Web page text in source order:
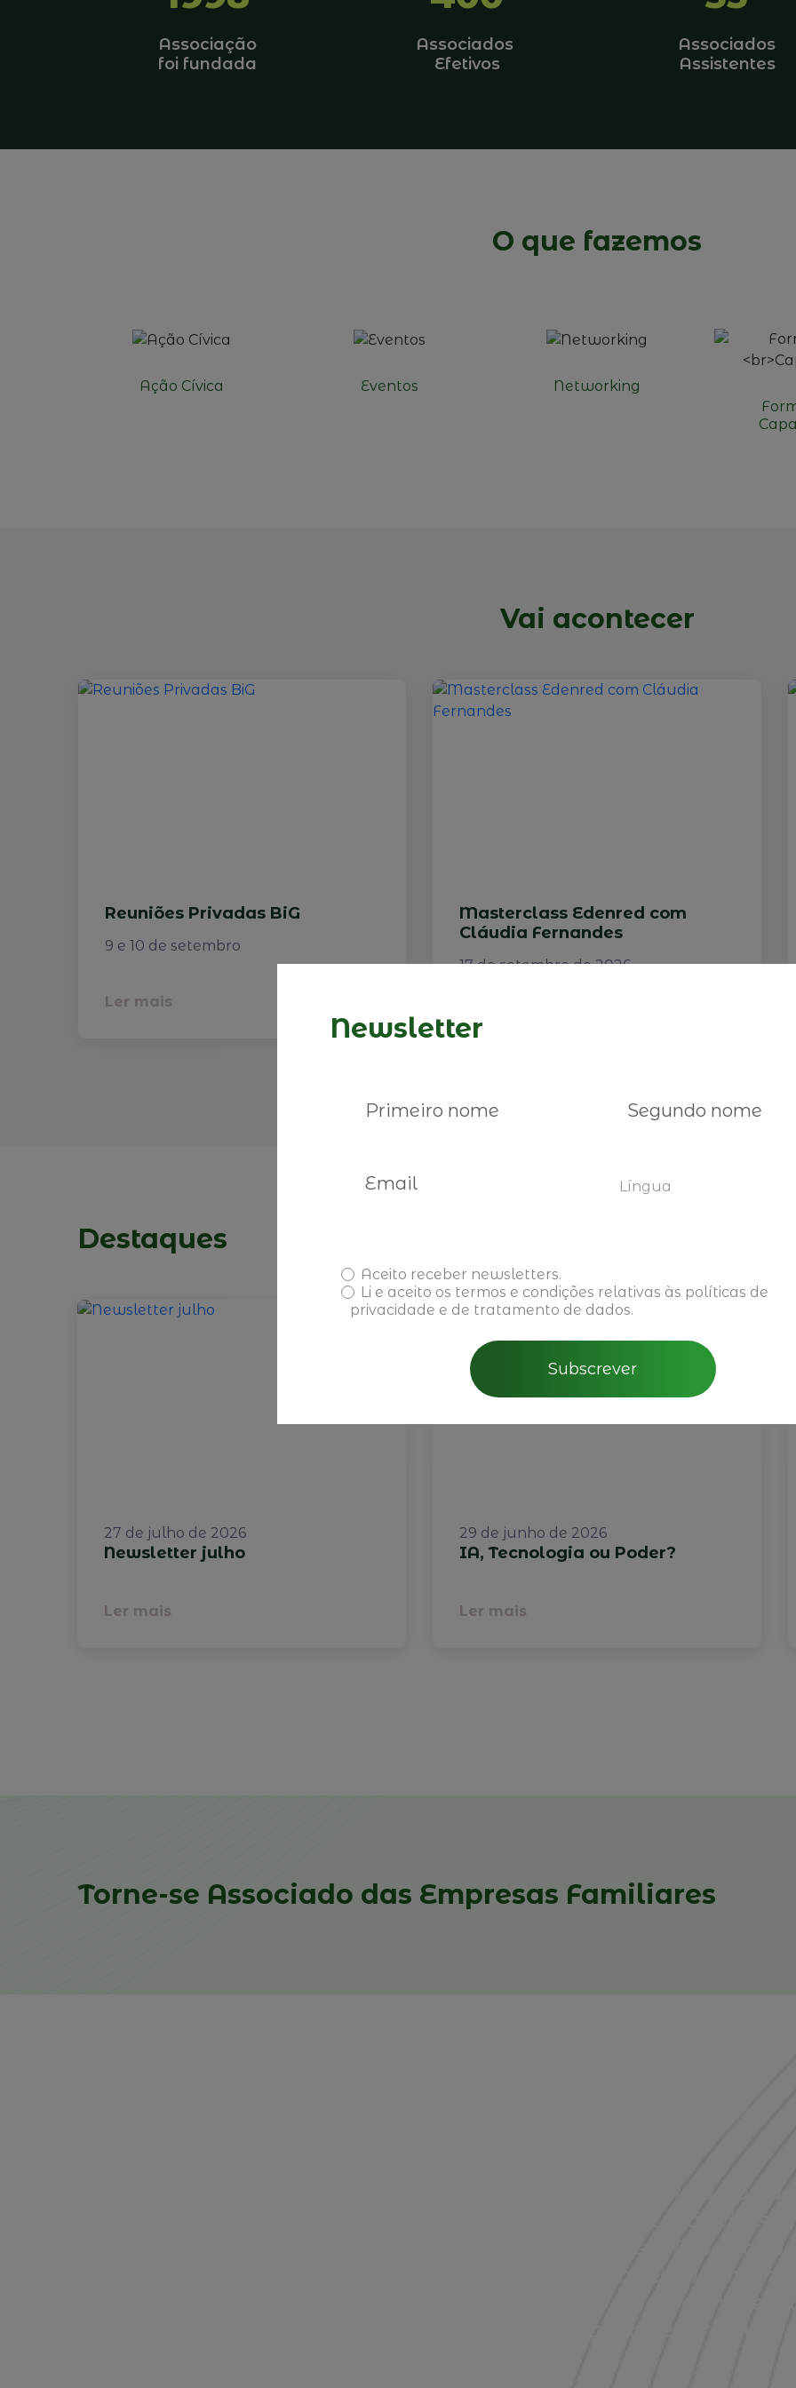
Associação
foi fundada
Associados
Efetivos
Associados
Assistentes
O que fazemos
Ação Cívica Eventos
Networking
Vai acontecer
Reuniões Privadas BiG
9 e 10 de setembro
Ler mais
Masterclass Edenred com
Cláudia Fernandes
17 de setembro de 2026
Ler mais
Destaques
27 de julho de 2026
Newsletter julho
Ler mais
29 de junho de 2026
IA, Tecnologia ou Poder?
Ler mais
Torne-se Associado das Empresas Familiares
Newsletter
Língua
Aceito receber newsletters.
Li e aceito os termos e condições relativas às políticas de
privacidade e de tratamento de dados.
Subscrever